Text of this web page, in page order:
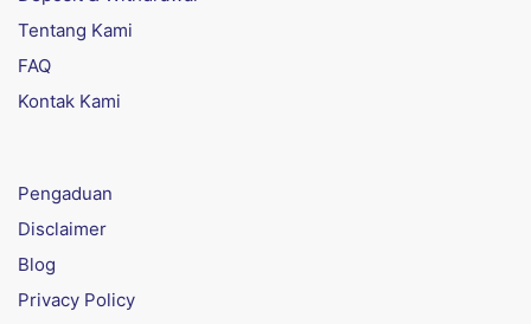
Tentang Kami
FAQ
Kontak Kami
Pengaduan
Disclaimer
Blog
Privacy Policy